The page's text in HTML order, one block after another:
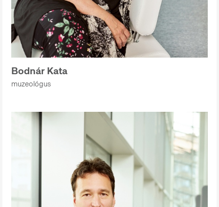
Bodnár Kata
muzeológus